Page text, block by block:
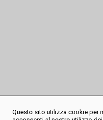
Questo sito utilizza cookie per